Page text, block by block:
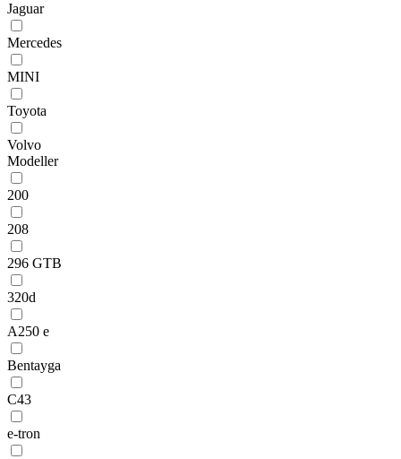
Jaguar
Mercedes
MINI
Toyota
Volvo
Modeller
200
208
296 GTB
320d
A250 e
Bentayga
C43
e-tron